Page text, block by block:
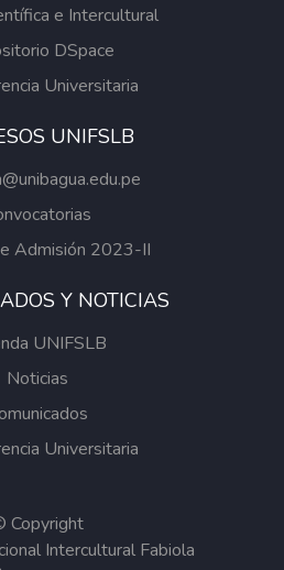
e Intercultural
DSpace
Universitaria
UNIFSLB
Admisión 2023-II
Y NOTICIAS
UNIFSLB
Noticias
Universitaria
Copyright
Intercultural Fabiola